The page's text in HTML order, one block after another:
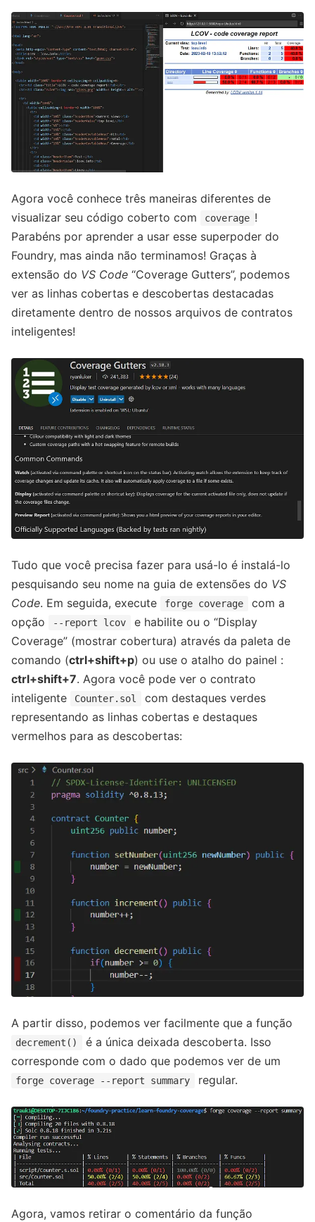
Agora você conhece três maneiras diferentes de
visualizar seu código coberto com
coverage !
Parabéns por aprender a usar esse superpoder do
Foundry, mas ainda não terminamos! Graças à
extensão do VS Code “Coverage Gutters”, podemos
ver as linhas cobertas e descobertas destacadas
diretamente dentro de nossos arquivos de contratos
inteligentes!
Tudo que você precisa fazer para usá-lo é instalá-lo
pesquisando seu nome na guia de extensões do VS
Code. Em seguida, execute forge coverage
com a
opção
--report lcov
e habilite ou o “Display
Coverage” (mostrar cobertura) através da paleta de
comando (ctrl+shift+p) ou use o atalho do painel :
ctrl+shift+7. Agora você pode ver o contrato
inteligente
Counter.sol
com destaques verdes
representando as linhas cobertas e destaques
vermelhos para as descobertas:
A partir disso, podemos ver facilmente que a função
decrement()
é a única deixada descoberta. Isso
corresponde com o dado que podemos ver de um
forge coverage --report summary regular.
Agora, vamos retirar o comentário da função